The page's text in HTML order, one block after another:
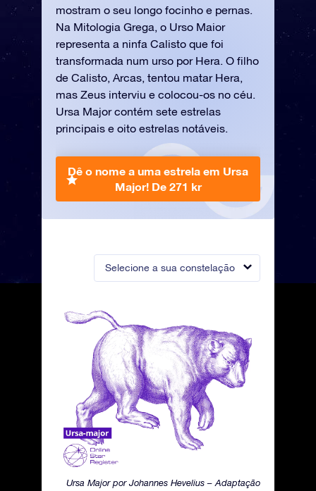
Selecione a sua constelação
Ursa Major por Johannes Hevelius – Adaptação
mostram o seu longo focinho e pernas.
Na Mitologia Grega, o Urso Maior
representa a ninfa Calisto que foi
transformada num urso por Hera. O filho
de Calisto, Arcas, tentou matar Hera,
mas Zeus interviu e colocou-os no céu.
Ursa Major contém sete estrelas
principais e oito estrelas notáveis.
Dê o nome a uma estrela em Ursa
Major! De 271 kr